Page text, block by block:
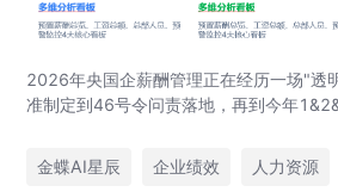
2026年央国企薪酬管理正在经历一场"透
准制定到46号令问责落地，再到今年
省级国资委切实解决了薪酬穿透式监管的
金融、科技等多个行业，帮助客户从"被
金蝶AI星辰 企业绩效 人力资源